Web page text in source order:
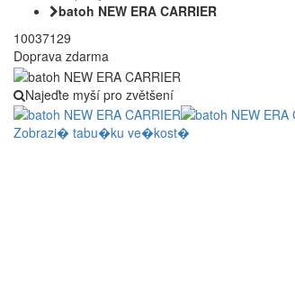
batoh NEW ERA CARRIER
10037129
Doprava zdarma
Najeďte myší pro zvětšení
Zobrazi� tabu�ku ve�kost�